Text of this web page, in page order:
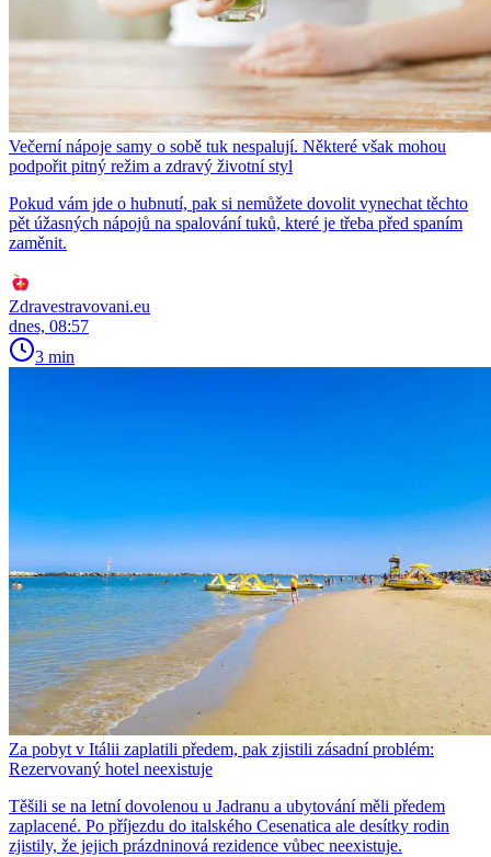
Večerní nápoje samy o sobě tuk nespalují. Některé však mohou
podpořit pitný režim a zdravý životní styl
Pokud vám jde o hubnutí, pak si nemůžete dovolit vynechat těchto
pět úžasných nápojů na spalování tuků, které je třeba před spaním
zaměnit.
Zdravestravovani.eu
dnes, 08:57
3 min
Za pobyt v Itálii zaplatili předem, pak zjistili zásadní problém:
Rezervovaný hotel neexistuje
Těšili se na letní dovolenou u Jadranu a ubytování měli předem
zaplacené. Po příjezdu do italského Cesenatica ale desítky rodin
zjistily, že jejich prázdninová rezidence vůbec neexistuje.